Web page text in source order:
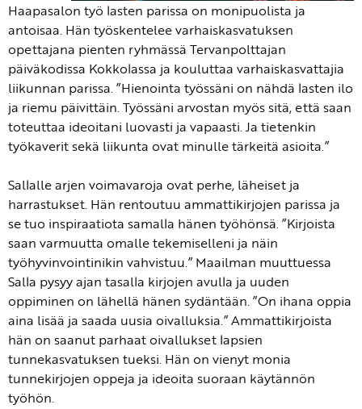
Haapasalon työ lasten parissa on monipuolista ja
antoisaa. Hän työskentelee varhaiskasvatuksen
opettajana pienten ryhmässä Tervanpolttajan
päiväkodissa Kokkolassa ja kouluttaa varhaiskasvattajia
liikunnan parissa. ”Hienointa työssäni on nähdä lasten ilo
ja riemu päivittäin. Työssäni arvostan myös sitä, että saan
toteuttaa ideoitani luovasti ja vapaasti. Ja tietenkin
työkaverit sekä liikunta ovat minulle tärkeitä asioita.”
Sallalle arjen voimavaroja ovat perhe, läheiset ja
harrastukset. Hän rentoutuu ammattikirjojen parissa ja
se tuo inspiraatiota samalla hänen työhönsä. ”Kirjoista
saan varmuutta omalle tekemiselleni ja näin
työhyvinvointinikin vahvistuu.” Maailman muuttuessa
Salla pysyy ajan tasalla kirjojen avulla ja uuden
oppiminen on lähellä hänen sydäntään. ”On ihana oppia
aina lisää ja saada uusia oivalluksia.” Ammattikirjoista
hän on saanut parhaat oivallukset lapsien
tunnekasvatuksen tueksi. Hän on vienyt monia
tunnekirjojen oppeja ja ideoita suoraan käytännön
työhön.